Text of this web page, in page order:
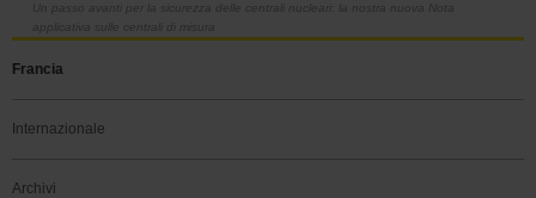
Un passo avanti per la sicurezza delle centrali nucleari: la nostra nuova Nota
applicativa sulle centrali di misura
Francia
Internazionale
Archivi